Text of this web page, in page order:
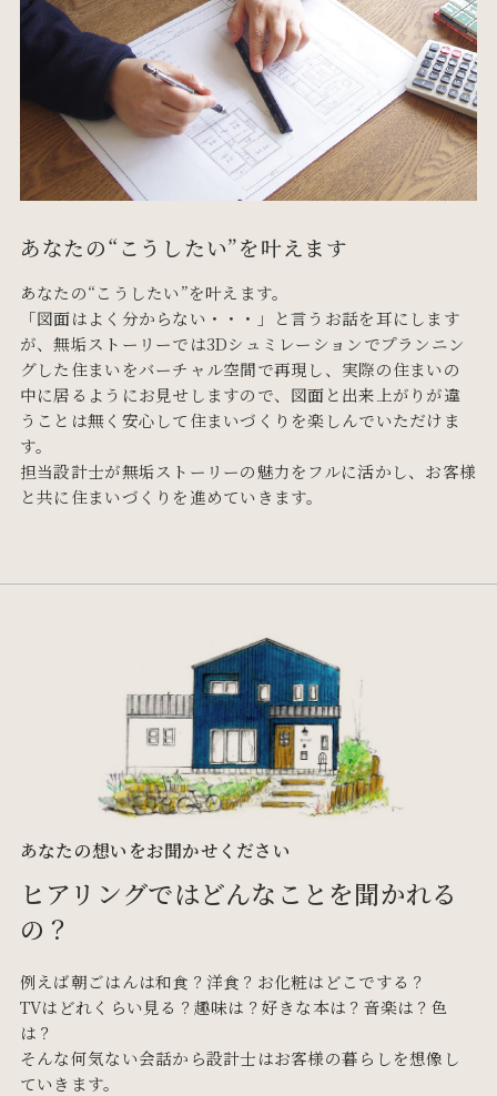
あなたの“こうしたい”を叶えます
あなたの“こうしたい”を叶えます。
「図面はよく分からない・・・」と言うお話を耳にします
が、無垢ストーリーでは3Dシュミレーションでプランニン
グした住まいをバーチャル空間で再現し、実際の住まいの
中に居るようにお見せしますので、図面と出来上がりが違
うことは無く安心して住まいづくりを楽しんでいただけま
す。
担当設計士が無垢ストーリーの魅力をフルに活かし、お客様
と共に住まいづくりを進めていきます。
あなたの想いをお聞かせください
ヒアリングではどんなことを聞かれる
の？
例えば朝ごはんは和食？洋食？お化粧はどこでする？
TVはどれくらい見る？趣味は？好きな本は？音楽は？色
は？
そんな何気ない会話から設計士はお客様の暮らしを想像し
ていきます。